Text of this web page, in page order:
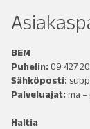
BEM
Puhelin: 09 427
Sähköposti:
Palveluajat: ma –
Haltia